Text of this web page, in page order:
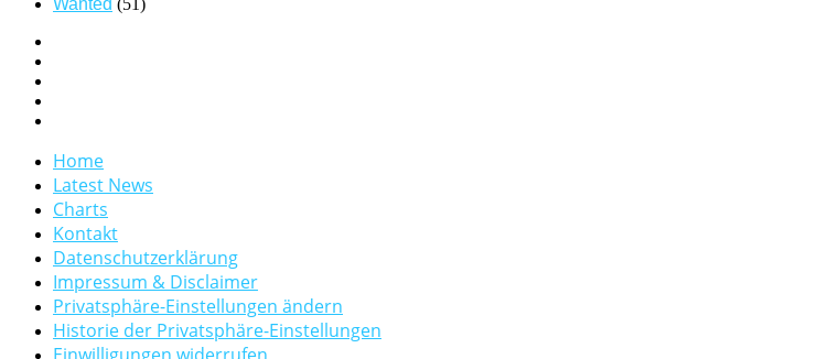
Home
Latest News
Charts
Kontakt
Datenschutzerklärung
Impressum & Disclaimer
Privatsphäre-Einstellungen ändern
Historie der Privatsphäre-Einstellungen